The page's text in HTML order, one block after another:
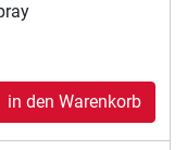
in den Warenkorb